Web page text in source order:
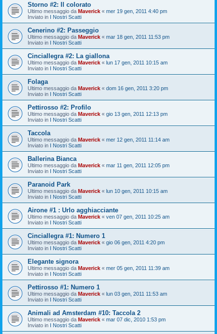
Storno #2: Il colorato
Ultimo messaggio da Maverick « mer 19 gen, 2011 4:40 pm
Inviato in I Nostri Scatti
Cenerino #2: Passeggio
Ultimo messaggio da Maverick « mar 18 gen, 2011 11:53 pm
Inviato in I Nostri Scatti
Cinciallegra #2: La giallona
Ultimo messaggio da Maverick « lun 17 gen, 2011 10:15 am
Inviato in I Nostri Scatti
Folaga
Ultimo messaggio da Maverick « dom 16 gen, 2011 3:20 pm
Inviato in I Nostri Scatti
Pettirosso #2: Profilo
Ultimo messaggio da Maverick « gio 13 gen, 2011 12:13 pm
Inviato in I Nostri Scatti
Taccola
Ultimo messaggio da Maverick « mer 12 gen, 2011 11:14 am
Inviato in I Nostri Scatti
Ballerina Bianca
Ultimo messaggio da Maverick « mar 11 gen, 2011 12:05 pm
Inviato in I Nostri Scatti
Paranoid Park
Ultimo messaggio da Maverick « lun 10 gen, 2011 10:15 am
Inviato in I Nostri Scatti
Airone #1 : Urlo agghiacciante
Ultimo messaggio da Maverick « ven 07 gen, 2011 10:25 am
Inviato in I Nostri Scatti
Cinciallegra #1: Numero 1
Ultimo messaggio da Maverick « gio 06 gen, 2011 4:20 pm
Inviato in I Nostri Scatti
Elegante signora
Ultimo messaggio da Maverick « mer 05 gen, 2011 11:39 am
Inviato in I Nostri Scatti
Pettirosso #1: Numero 1
Ultimo messaggio da Maverick « lun 03 gen, 2011 11:53 am
Inviato in I Nostri Scatti
Animali ad Amsterdam #10: Taccola 2
Ultimo messaggio da Maverick « mar 07 dic, 2010 1:53 pm
Inviato in I Nostri Scatti